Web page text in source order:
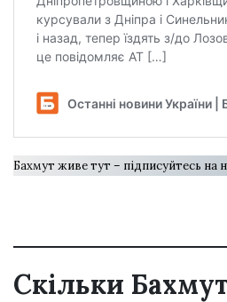
Бахмут живе тут – підписуйтесь на
Скільки